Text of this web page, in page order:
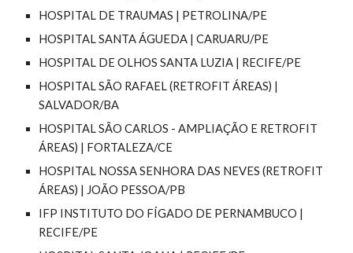
HOSPITAL DE TRAUMAS | PETROLINA/PE
HOSPITAL SANTA ÁGUEDA | CARUARU/PE
HOSPITAL DE OLHOS SANTA LUZIA | RECIFE/PE
HOSPITAL SÃO RAFAEL (RETROFIT ÁREAS) |
SALVADOR/BA
HOSPITAL SÃO CARLOS - AMPLIAÇÃO E RETROFIT
ÁREAS) | FORTALEZA/CE
HOSPITAL NOSSA SENHORA DAS NEVES(RETROFIT
ÁREAS) | JOÃO PESSOA/PB
IFP INSTITUTO DO FÍGADO DE PERNAMBUCO |
RECIFE/PE